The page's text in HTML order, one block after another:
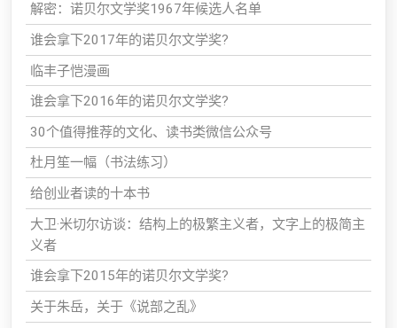
解密：诺贝尔文学奖1967年候选人名单
谁会拿下2017年的诺贝尔文学奖?
临丰子恺漫画
谁会拿下2016年的诺贝尔文学奖?
30个值得推荐的文化、读书类微信公众号
杜月笙一幅（书法练习）
给创业者读的十本书
大卫·米切尔访谈：结构上的极繁主义者，文字上的极简主
义者
谁会拿下2015年的诺贝尔文学奖?
关于朱岳，关于《说部之乱》